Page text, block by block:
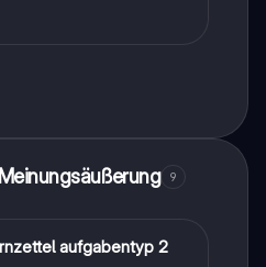
9
aufgabentyp 2